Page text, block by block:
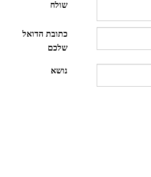
שולח
כתובת הדואל
שלכם
נושא